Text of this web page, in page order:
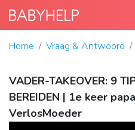
Home Vraag & Antwoord
VADER-TAKEOVER: 9
BEREIDEN | 1e keer
VerlosMoeder